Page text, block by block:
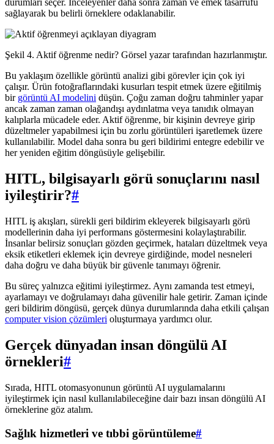
durumları seçer. İnceleyenler daha sonra zaman ve emek tasarrufu
sağlayarak bu belirli örneklere odaklanabilir.
Şekil 4. Aktif öğrenme nedir? Görsel yazar tarafından hazırlanmıştır.
Bu yaklaşım özellikle görüntü analizi gibi görevler için çok iyi
çalışır. Ürün fotoğraflarındaki kusurları tespit etmek üzere eğitilmiş
bir görüntü AI modelini düşün. Çoğu zaman doğru tahminler yapar
ancak zaman zaman olağandışı aydınlatma veya tanıdık olmayan
kalıplarla mücadele eder. Aktif öğrenme, bir kişinin devreye girip
düzeltmeler yapabilmesi için bu zorlu görüntüleri işaretlemek üzere
kullanılabilir. Model daha sonra bu geri bildirimi entegre edebilir ve
her yeniden eğitim döngüsüyle gelişebilir.
HITL, bilgisayarlı görü sonuçlarını nasıl
iyileştirir?#
HITL iş akışları, sürekli geri bildirim ekleyerek bilgisayarlı görü
modellerinin daha iyi performans göstermesini kolaylaştırabilir.
İnsanlar belirsiz sonuçları gözden geçirmek, hataları düzeltmek veya
eksik etiketleri eklemek için devreye girdiğinde, model nesneleri
daha doğru ve daha büyük bir güvenle tanımayı öğrenir.
Bu süreç yalnızca eğitimi iyileştirmez. Aynı zamanda test etmeyi,
ayarlamayı ve doğrulamayı daha güvenilir hale getirir. Zaman içinde
geri bildirim döngüsü, gerçek dünya durumlarında daha etkili çalışan
computer vision çözümleri oluşturmaya yardımcı olur.
Gerçek dünyadan insan döngülü AI
örnekleri#
Sırada, HITL otomasyonunun görüntü AI uygulamalarını
iyileştirmek için nasıl kullanılabileceğine dair bazı insan döngülü AI
örneklerine göz atalım.
Sağlık hizmetleri ve tıbbi görüntüleme#